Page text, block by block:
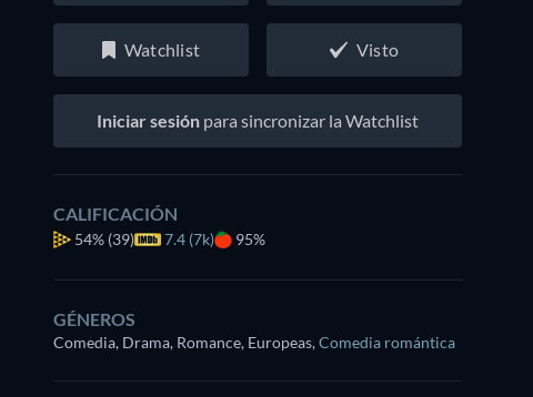
Watchlist Visto
Iniciar sesión para sincronizar la Watchlist
CALIFICACIÓN
54% (39) 7.4 (7k) 95%
GÉNEROS
Comedia, Drama, Romance, Europeas,Comedia romántica